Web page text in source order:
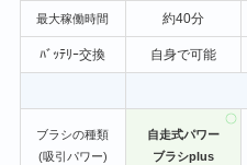
最大稼働時間 約40分
ﾊﾞｯﾃﾘｰ交換 自身で可能
ブラシの種類
(吸引パワー)
自走式パワー
ブラシplus